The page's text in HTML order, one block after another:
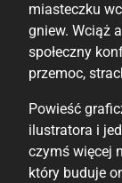
miasteczku
gniew. Wciąż
społeczny
przemoc,
Powieść
ilustratora i
czymś więcej
który buduje